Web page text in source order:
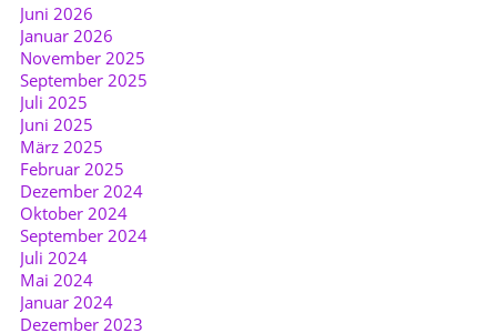
Juni 2026
Januar 2026
November 2025
September 2025
Juli 2025
Juni 2025
März 2025
Februar 2025
Dezember 2024
Oktober 2024
September 2024
Juli 2024
Mai 2024
Januar 2024
Dezember 2023